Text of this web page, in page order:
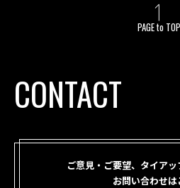
PAGE to TOP
CONTACT
ご意見・ご要望、タイア
お問い合わせは